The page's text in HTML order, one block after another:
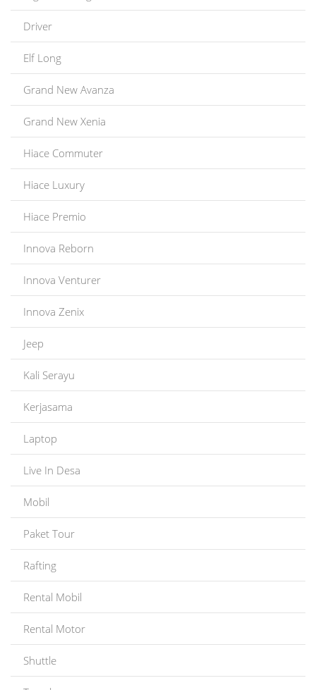
Driver
Elf Long
Grand New Avanza
Grand New Xenia
Hiace Commuter
Hiace Luxury
Hiace Premio
Innova Reborn
Innova Venturer
Innova Zenix
Jeep
Kali Serayu
Kerjasama
Laptop
Live In Desa
Mobil
Paket Tour
Rafting
Rental Mobil
Rental Motor
Shuttle